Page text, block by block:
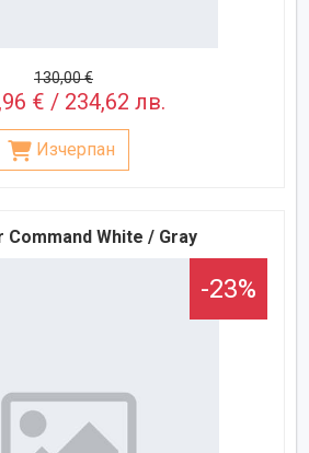
130,00 €
€ / 234,62 лв.
Изчерпан
Command White / Gray
-23%